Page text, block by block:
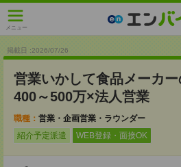
メニュー
掲載日 :2026/07/26
営業いかして食品メーカ
400～500万×法人営業
職種： 営業・企画営業・ラウンダー
紹介予定派遣
WEB登録・面接OK